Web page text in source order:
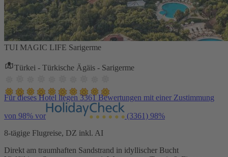
TUI MAGIC LIFE Sarigerme
Türkei - Türkische Ägäis - Sarigerme
Für dieses Hotel liegen 3361 Bewertungen mit einer Zustimmung
von 98% vor (3361) 98%
8-tägige Flugreise, DZ inkl. AI
Direkt am traumhaften Sandstrand in idyllischer Bucht